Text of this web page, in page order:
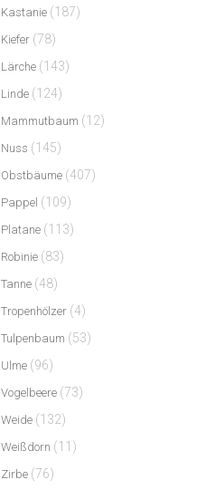
Kastanie (187)
Kiefer (78)
Lärche (143)
Linde (124)
Mammutbaum (12)
Nuss (145)
Obstbäume (407)
Pappel (109)
Platane (113)
Robinie (83)
Tanne (48)
Tropenhölzer (4)
Tulpenbaum (53)
Ulme (96)
Vogelbeere (73)
Weide (132)
Weißdorn (11)
Zirbe (76)